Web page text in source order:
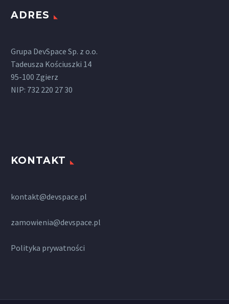
ADRES
Grupa DevSpace Sp. z o.o.
Tadeusza Kościuszki 14
95-100 Zgierz
NIP: 732 220 27 30
KONTAKT
kontakt@devspace.pl
zamowienia@devspace.pl
Polityka prywatności